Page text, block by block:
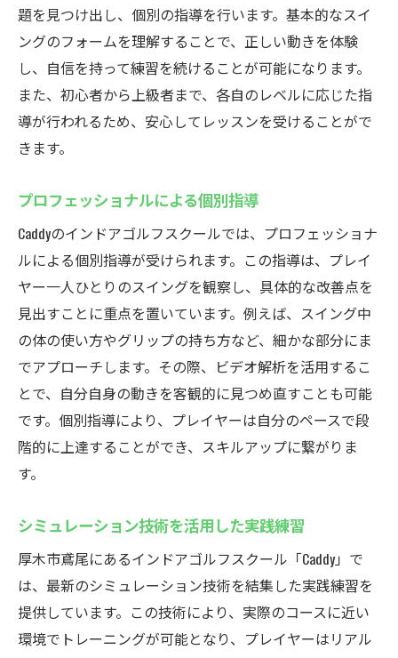
天候を気にせずスキルアップ厚木市鳶尾のイン
ドアゴルフスクールCaddy
全天候対応の快適な練習環境
24時間利用可能なフレキシブルなスケジュ
季節を問わないゴルフスキル向上
インドア環境での集中力アップ
悪天候でも安心して続けられる練習
最新技術を駆使した厚木市鳶尾のインドアゴル
フスクールCaddyの魅力
最先端シミュレーション技術の紹介
リアルなコース体験が可能な設備
デジタル解析でのスキルチェック
最新技術を活用した効率的な練習
厚木市鳶尾のインドアゴルフスクールCaddyで
個々のレベルに応じた指導
個々の目標に合わせたカリキュラム
レベル別レッスンの概要
初心者から上級者までの指導内容
題を見つけ出し、個別の指導を行います。基本的なスイ
ングのフォームを理解することで、正しい動きを体験
し、自信を持って練習を続けることが可能になります。
また、初心者から上級者まで、各自のレベルに応じた指
導が行われるため、安心してレッスンを受けることがで
きます。
プロフェッショナルによる個別指導
Caddyのインドアゴルフスクールでは、プロフェッショナ
ルによる個別指導が受けられます。この指導は、プレイ
ヤー一人ひとりのスイングを観察し、具体的な改善点を
見出すことに重点を置いています。例えば、スイング中
の体の使い方やグリップの持ち方など、細かな部分にま
でアプローチします。その際、ビデオ解析を活用するこ
とで、自分自身の動きを客観的に見つめ直すことも可能
です。個別指導により、プレイヤーは自分のペースで段
階的に上達することができ、スキルアップに繋がりま
す。
シミュレーション技術を活用した実践練習
厚木市鳶尾にあるインドアゴルフスクール「Caddy」で
は、最新のシミュレーション技術を結集した実践練習を
提供しています。この技術により、実際のコースに近い
環境でトレーニングが可能となり、プレイヤーはリアル